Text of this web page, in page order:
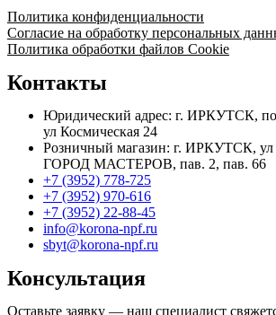
Политика конфиденциальности
Согласие на обработку персональных
Политика обработки файлов Cookie
Контакты
Юридический адрес: г. ИРКУТСК,
ул Космическая 24
Розничный магазин: г. ИРКУТСК,
ГОРОД МАСТЕРОВ, пав. 2, пав. 66
+7 (3952) 778-725
+7 (3952) 970-616
+7 (3952) 22-88-45
info@korona-npf.ru
sbyt@korona-npf.ru
Консультация
Оставьте заявку — наш специалист